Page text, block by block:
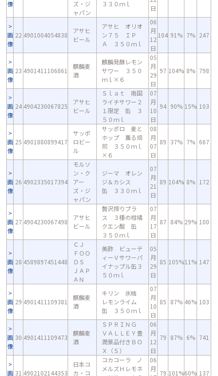
像
ズ・ジ
ャパン
３３０ｍｌ
日
画
像
22 4901004054838
アサヒ
ビール
アサヒ オリオ
ン７５ ＩＰ
Ａ ３５０ｍｌ
06
月
12
日
104 91% 7% 247
画
像
23 4901411106861
麒麟麦
酒
麒麟発酵レモン
サワー ３５０
ｍｌ×６
05
月
29
日
97 104% 8% 798
画
像
24 4904230067825
アサヒ
ビール
Ｓｌａｔ 南国
ライチサワー２
１限定 缶 ３
５０ｍｌ
07
月
10
日
94 90% 15% 103
画
像
25 4901880899417
サッポ
ロビー
ル
サッポロ 麦と
ホップ 薫る焙
煎 ３５０ｍｌ
×６
08
月
07
日
89 37% 7% 667
画
像
26 4902335017394
モルソ
ン・ク
アー
ズ・ジ
ャパン
ジーマ オレン
ジ＆カシス
缶 ３３０ｍｌ
07
月
21
日
89 104% 8% 172
画
像
27 4904230067498
アサヒ
ビール
贅沢搾りプラ
ス ３種の柑橘
クエン酸 缶
３５０ｍｌ
07
月
17
日
87 84% 29% 100
画
像
28 4589897451448
ＣＪ
ＦＯＯ
ＤＳ
ＪＡＰ
ＡＮ
美酢 ビューテ
ィーＶサワーパ
イナップル缶３
５０ｍｌ
05
月
29
日
85 105%11% 147
画
像
29 4901411109381
麒麟麦
酒
キリン 氷結
レモンライム
缶 ３５０ｍｌ
07
月
10
日
85 87% 46% 103
画
像
30 4901411109473
麒麟麦
酒
ＳＰＲＩＮＧ
ＶＡＬＬＥＹ豊
潤景品付きＢＯ
Ｘ（Ｓ）
06
月
12
日
79 87% 6% 741
画 31 4902102144353
日本コ
カ・コ
コカコーラ ノ
メルズＨレモネ
06
月
79 101%60% 137